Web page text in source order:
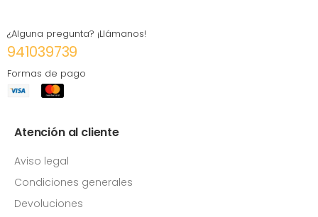
¿Alguna pregunta? ¡Llámanos!
941039739
Formas de pago
Atención al cliente
Aviso legal
Condiciones generales
Devoluciones